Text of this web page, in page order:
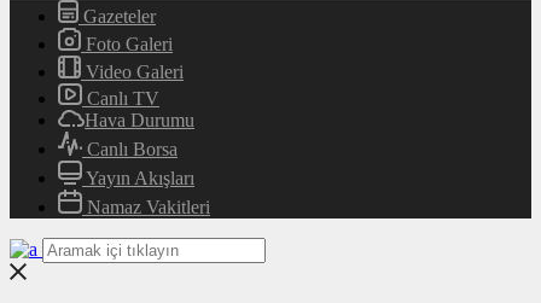
Gazeteler
Foto Galeri
Video Galeri
Canlı TV
Hava Durumu
Canlı Borsa
Yayın Akışları
Namaz Vakitleri